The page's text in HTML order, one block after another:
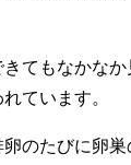
てもなかな
ています。
のたびに卵